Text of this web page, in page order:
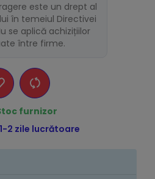
este un drept al
în temeiul Directivei
se aplică achizițiilor
între firme.
furnizor
2 zile lucrătoare